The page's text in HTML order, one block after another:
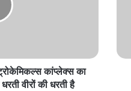
कांप्लेक्स का
वीरों की धरती है